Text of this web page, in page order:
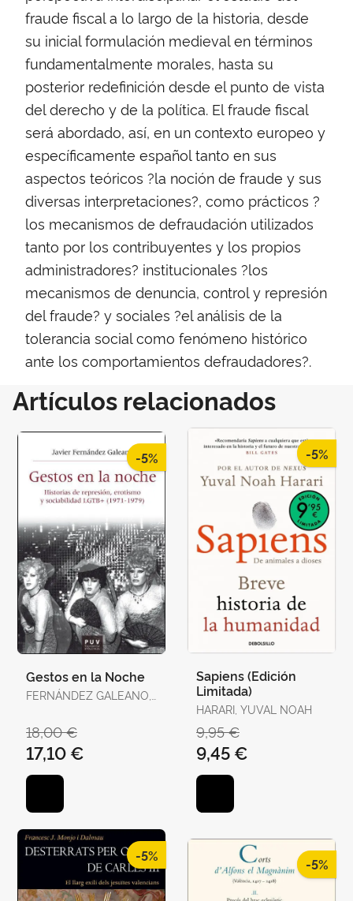
fraude fiscal a lo largo de la historia, desde
su inicial formulación medieval en términos
fundamentalmente morales, hasta su
posterior redefinición desde el punto de vista
del derecho y de la política. El fraude fiscal
será abordado, así, en un contexto europeo y
específicamente español tanto en sus
aspectos teóricos ?la noción de fraude y sus
diversas interpretaciones?, como prácticos ?
los mecanismos de defraudación utilizados
tanto por los contribuyentes y los propios
administradores? institucionales ?los
mecanismos de denuncia, control y represión
del fraude? y sociales ?el análisis de la
tolerancia social como fenómeno histórico
ante los comportamientos defraudadores?.
Artículos relacionados
-5%
Gestos en la Noche
FERNÁNDEZ GALEANO,
18,00 €
17,10 €
-5%
Sapiens (Edición
Limitada)
HARARI, YUVAL NOAH
9,95 €
9,45 €
-5%
-5%